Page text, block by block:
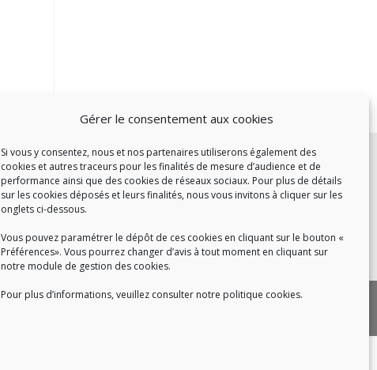
Gérer le consentement aux cookies
Si vous y consentez, nous et nos partenaires utiliserons également des
cookies et autres traceurs pour les finalités de mesure d’audience et de
performance ainsi que des cookies de réseaux sociaux. Pour plus de détails
sur les cookies déposés et leurs finalités, nous vous invitons à cliquer sur les
onglets ci-dessous.
Vous pouvez paramétrer le dépôt de ces cookies en cliquant sur le bouton «
Préférences». Vous pourrez changer d’avis à tout moment en cliquant sur
notre module de gestion des cookies.
Pour plus d’informations, veuillez consulter notre politique cookies.
:
et de 14h à 17h
et de 14h à 16h
8h30 à 18h30
cookies|Politique de confidentialité